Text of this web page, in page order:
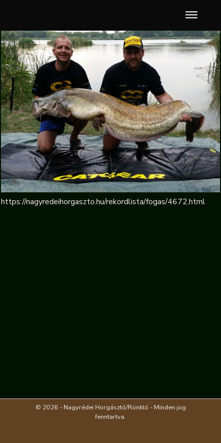
https://nagyredeihorgaszto.hu/rekordlista/fogas/4672.html
© 2026 - Nagyrédei Horgásztó/Rönktó - Minden jog
fenntartva.